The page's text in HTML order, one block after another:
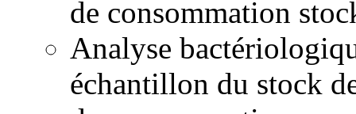
de consommation
Analyse
échantillon du stock